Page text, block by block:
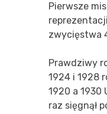
Pierwsze
zwycięstwa
Prawdziwy
1924 i 1928
1920 a 1930
raz sięgnął